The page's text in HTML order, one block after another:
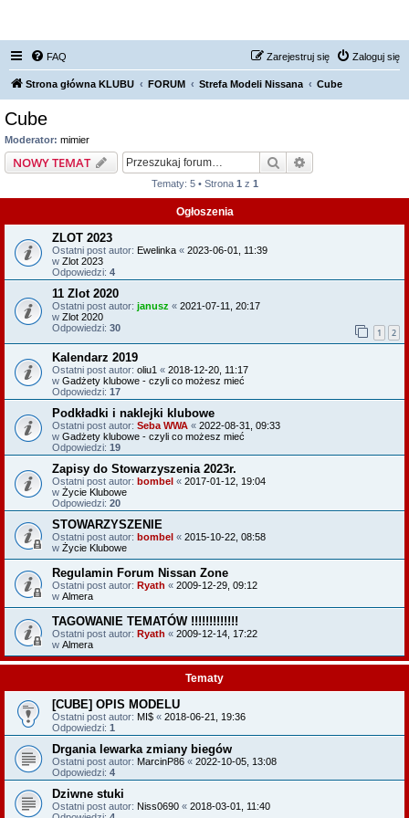
FAQ Zaloguj się
Zarejestruj się
Strona główna KLUBU FORUM Strefa Modeli Nissana Cube
Cube
Moderator: mimier
NOWY TEMAT Szukaj
Tematy: 5 • Strona 1 z 1
Ogłoszenia
ZLOT 2023
Ostatni post autor: Ewelinka « 2023-06-01, 11:39
w Zlot 2023
Odpowiedzi: 4
11 Zlot 2020
Ostatni post autor: janusz « 2021-07-11, 20:17
w Zlot 2020
Odpowiedzi: 30 1 2
Kalendarz 2019
Ostatni post autor: oliu1 « 2018-12-20, 11:17
w Gadżety klubowe - czyli co możesz mieć
Odpowiedzi: 17
Podkładki i naklejki klubowe
Ostatni post autor: Seba WWA « 2022-08-31, 09:33
w Gadżety klubowe - czyli co możesz mieć
Odpowiedzi: 19
Zapisy do Stowarzyszenia 2023r.
Ostatni post autor: bombel « 2017-01-12, 19:04
w Życie Klubowe
Odpowiedzi: 20
STOWARZYSZENIE
Ostatni post autor: bombel « 2015-10-22, 08:58
w Życie Klubowe
Regulamin Forum Nissan Zone
Ostatni post autor: Ryath « 2009-12-29, 09:12
w Almera
TAGOWANIE TEMATÓW !!!!!!!!!!!!!
Ostatni post autor: Ryath « 2009-12-14, 17:22
w Almera
Tematy
[CUBE] OPIS MODELU
Ostatni post autor: MI$ « 2018-06-21, 19:36
Odpowiedzi: 1
Drgania lewarka zmiany biegów
Ostatni post autor: MarcinP86 « 2022-10-05, 13:08
Odpowiedzi: 4
Dziwne stuki
Ostatni post autor: Niss0690 « 2018-03-01, 11:40